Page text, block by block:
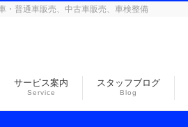
・普通車販売、中古車販売、車検整備
サービス案内
Service
スタッフブログ
Blog